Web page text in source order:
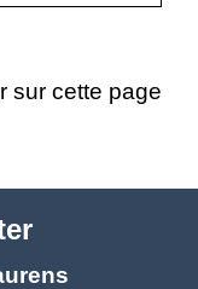
sur cette page